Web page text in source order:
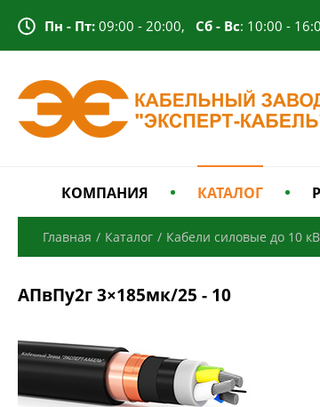
Пн - Пт: 09:00 - 20:00, Сб - Вс: 10:00 -
КОМПАНИЯ КАТАЛОГ
Главная / Каталог / Кабели силовые до 10 кВ
АПвПу2г 3×185мк/25 - 10